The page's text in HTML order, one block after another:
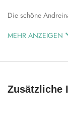
Die schöne
MEHR ANZEIGEN
Zusätzliche